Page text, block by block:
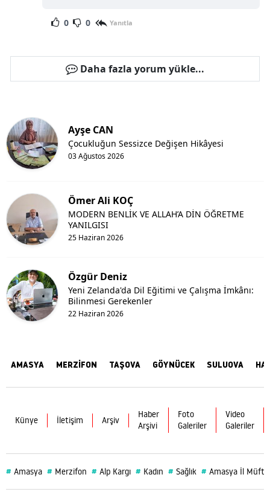
0 0 Yanıtla
Daha fazla yorum yükle...
Ayşe CAN
03 Ağustos 2026
Çocukluğun Sessizce Değişen Hikâyesi
Ömer Ali KOÇ
25 Haziran 2026
MODERN BENLİK VE ALLAH’A DİN ÖĞRETME
YANILGISI
Özgür Deniz
22 Haziran 2026
Yeni Zelanda'da Dil Eğitimi ve Çalışma İmkânı:
Bilinmesi Gerekenler
AMASYA MERZİFON TAŞOVA GÖYNÜCEK SULUOVA
Künye İletişim Arşiv
Haber
Arşivi
Foto
Galeriler
Video
Galeriler
# Amasya # Merzifon # Alp Kargı # Kadın # Sağlık # Amasya İl